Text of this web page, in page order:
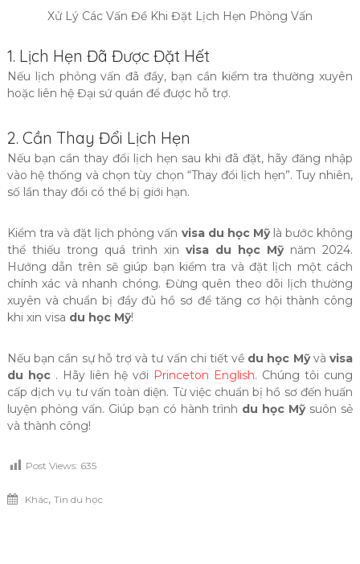
Xử Lý Các Vấn Đề Khi Đặt Lịch Hẹn Phỏng Vấn
1. Lịch Hẹn Đã Được Đặt Hết
Nếu lịch phỏng vấn đã đầy, bạn cần kiểm tra thường xuyên
hoặc liên hệ Đại sứ quán để được hỗ trợ.
2. Cần Thay Đổi Lịch Hẹn
Nếu bạn cần thay đổi lịch hẹn sau khi đã đặt, hãy đăng nhập
vào hệ thống và chọn tùy chọn “Thay đổi lịch hẹn”. Tuy nhiên,
số lần thay đổi có thể bị giới hạn.
Kiểm tra và đặt lịch phỏng vấn visa du học Mỹlà bước không
thể thiếu trong quá trình xin visa du học Mỹnăm 2024.
Hướng dẫn trên sẽ giúp bạn kiểm tra và đặt lịch một cách
chính xác và nhanh chóng. Đừng quên theo dõi lịch thường
xuyên và chuẩn bị đầy đủ hồ sơ để tăng cơ hội thành công
khi xin visa du học Mỹ!
Nếu bạn cần sự hỗ trợ và tư vấn chi tiết về du học Mỹvàvisa
du học . Hãy liên hệ với Princeton English. Chúng tôi cung
cấp dịch vụ tư vấn toàn diện. Từ việc chuẩn bị hồ sơ đến huấn
luyện phỏng vấn. Giúp bạn có hành trình du học Mỹsuôn sẻ
và thành công!
Post Views: 635
Khác, Tin du học